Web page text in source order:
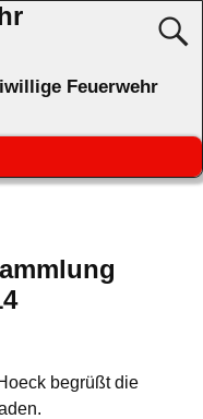
Feuerwehr
begrüßt die